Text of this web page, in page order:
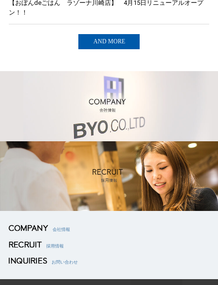
【おぼんdeごはん ラゾーナ川崎店】 4月15日リニューアルオープ
ン！！
AND MORE
会社情報
採用情報
お問い合わせ